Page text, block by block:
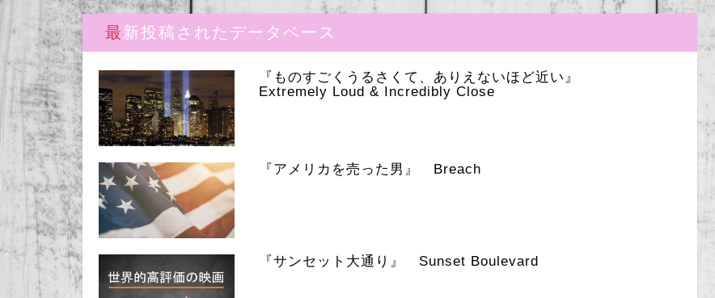
最新投稿されたデータベース
『ものすごくうるさくて、ありえないほど近い』
Extremely Loud & Incredibly Close
『アメリカを売った男』 Breach
『サンセット大通り』 Sunset Boulevard